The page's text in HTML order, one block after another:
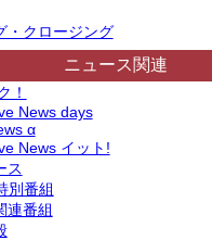
・クロージング
ニュース関連
！
News days
α
News イット!
ス
別番組
連番組